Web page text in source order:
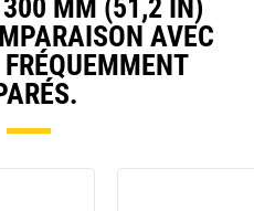
pour toutes les pelles
à chaines et sur
300 MM (51,2 IN)
AVEC